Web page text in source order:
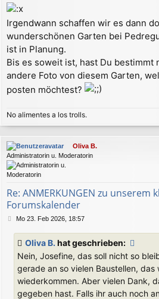
g
Irgendwann schaffen wir es dann
wunderschönen Garten bei
ist in Planung.
Bis es soweit ist, hast Du bestimmt
andere Foto von diesem Garten,
posten möchtest?
No alimentes a los trolls.
Oliva B.
Administratorin u. Moderatorin
Re: ANMERKUNGEN zu unserem
Forumskalender
BMo 23. Feb 2026, 18:57
Oliva B. hat geschrieben:
Nein, Josefine, das soll nicht so
gerade an so vielen Baustellen, das
wiederkommen. Aber vielen Dank,
gegeben hast. Falls ihr auch noch